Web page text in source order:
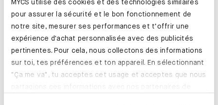
MYCS utilise des cookies et des technologies similaires
pour assurer la sécurité et le bon fonctionnement de
notre site, mesurer ses performances et t’offrir une
expérience d'achat personnalisée avec des publicités
pertinentes. Pour cela, nous collectons des informations
sur toi, tes préférences et ton appareil. En sélectionnant
"Ça me va", tu acceptes cet usage et acceptes que nous